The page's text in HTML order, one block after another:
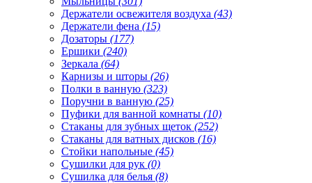
Держатели освежителя воздуха (43)
Держатели фена (15)
Дозаторы (177)
Ершики (240)
Зеркала (64)
Карнизы и шторы (26)
Полки в ванную (323)
Поручни в ванную (25)
Пуфики для ванной комнаты (10)
Стаканы для зубных щеток (252)
Стаканы для ватных дисков (16)
Стойки напольные (45)
Сушилки для рук (0)
Сушилка для белья (8)